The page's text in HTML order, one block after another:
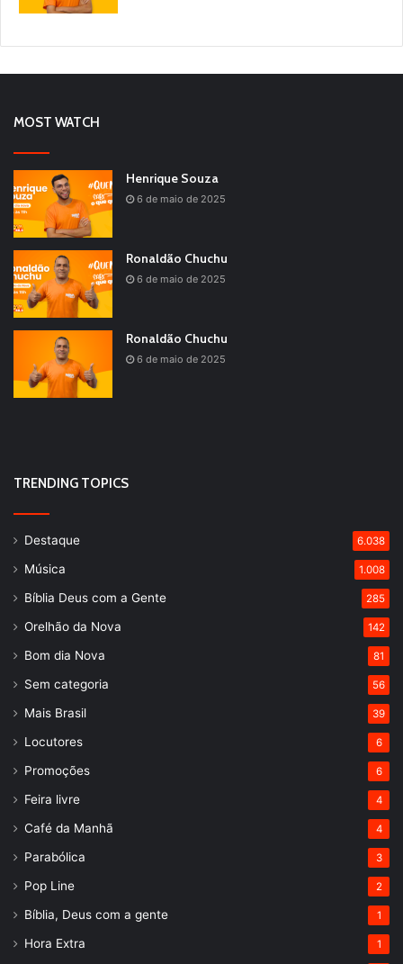
MOST WATCH
Henrique Souza
6 de maio de 2025
Ronaldão Chuchu
6 de maio de 2025
Ronaldão Chuchu
6 de maio de 2025
TRENDING TOPICS
Destaque 6.038
Música 1.008
Bíblia Deus com a Gente 285
Orelhão da Nova 142
Bom dia Nova 81
Sem categoria 56
Mais Brasil 39
Locutores 6
Promoções 6
Feira livre 4
Café da Manhã 4
Parabólica 3
Pop Line 2
Bíblia, Deus com a gente 1
Hora Extra 1